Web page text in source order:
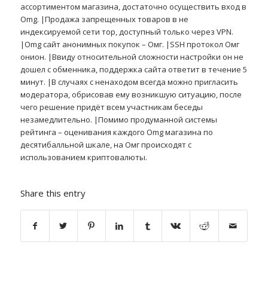
ассортиментом магазина, достаточно осуществить вход в
Omg. |Продажа запрещенных товаров в не
индексируемой сети тор, доступный только через VPN.
|Omg сайт анонимных покупок – Омг. |SSH протокол Омг
онион. |Ввиду относительной сложности настройки он не
дошел с обменника, поддержка сайта ответит в течение 5
минут. |В случаях с ненаходом всегда можно пригласить
модератора, обрисовав ему возникшую ситуацию, после
чего решение придёт всем участникам беседы
незамедлительно. |Помимо продуманной системы
рейтинга – оценивания каждого Omg магазина по
десятибалльной шкале, на Омг происходят с
использованием криптовалюты.
Share this entry